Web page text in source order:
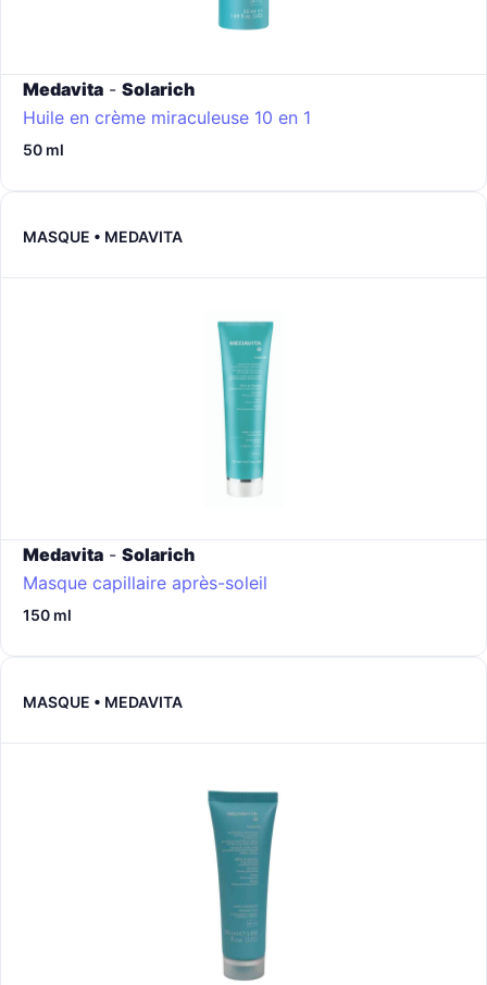
Medavita - Solarich
Huile en crème miraculeuse 10 en 1
50 ml
MASQUE • MEDAVITA
Medavita - Solarich
Masque capillaire après-soleil
150 ml
MASQUE • MEDAVITA